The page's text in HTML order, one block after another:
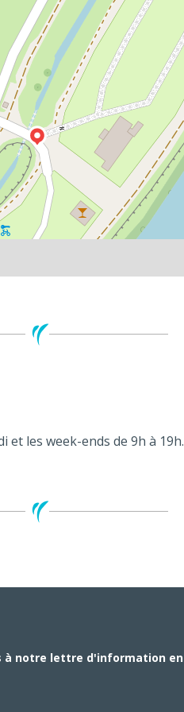
et les week-ends de 9h à 19h.
à notre lettre d'information en